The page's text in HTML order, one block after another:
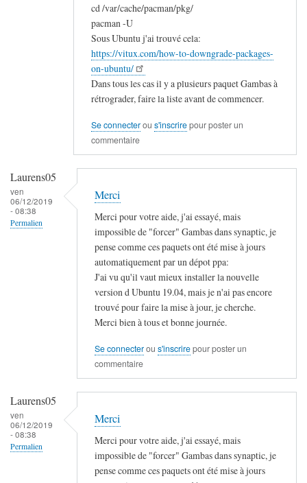
par
Laurens05
cd /var/cache/pacman/pkg/
pacman -U
Sous Ubuntu j'ai trouvé cela:
https://vitux.com/how-to-downgrade-packages-
on-ubuntu/
Dans tous les cas il y a plusieurs paquet Gambas à
rétrograder, faire la liste avant de commencer.
Se connecterou s'inscrirepour poster un
commentaire
Laurens05
ven
06/12/2019
- 08:38
Permalien
Merci
Merci pour votre aide, j'ai essayé, mais
impossible de "forcer" Gambas dans synaptic, je
pense comme ces paquets ont été mise à jours
automatiquement par un dépot ppa:
J'ai vu qu'il vaut mieux installer la nouvelle
version d Ubuntu 19.04, mais je n'ai pas encore
trouvé pour faire la mise à jour, je cherche.
Merci bien à tous et bonne journée.
Se connecterou s'inscrirepour poster un
commentaire
Laurens05
ven
06/12/2019
- 08:38
Permalien
Merci
Merci pour votre aide, j'ai essayé, mais
impossible de "forcer" Gambas dans synaptic, je
pense comme ces paquets ont été mise à jours